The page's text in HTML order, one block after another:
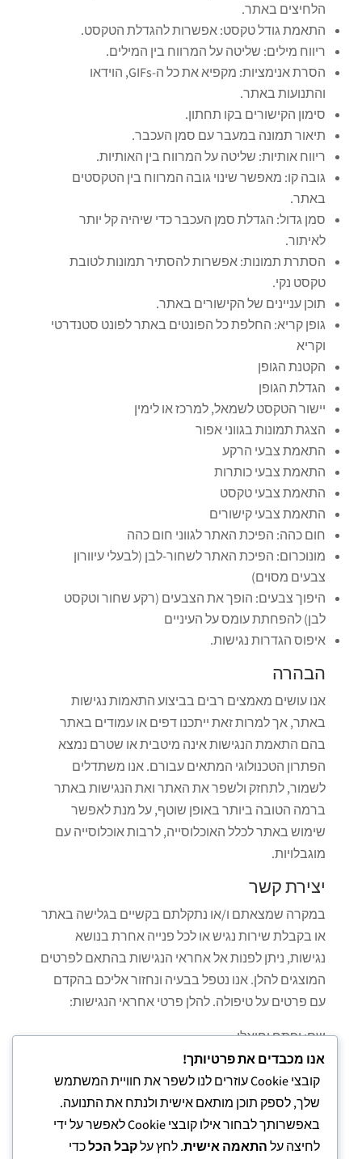
הלחיצים באתר.
התאמת גודל טקסט: אפשרות להגדלת הטקסט.
ריווח מילים: שליטה על המרווח בין המילים.
הסרת אנימציות: מקפיא את כל ה-GIFs, הוידאו
והתנועות באתר.
סימון הקישורים בקו תחתון.
תיאור תמונה במעבר עם סמן העכבר.
ריווח אותיות: שליטה על המרווח בין האותיות.
גובה קו: מאפשר שינוי גובה המרווח בין הטקסטים
באתר.
סמן גדול: הגדלת סמן העכבר כדי שיהיה קל יותר
לאיתור.
הסתרת תמונות: אפשרות להסתיר תמונות לטובת
טקסט נקי.
תוכן עניינים של הקישורים באתר.
גופן קריא: החלפת כל הפונטים באתר לפונט סטנדרטי
וקריא
הקטנת הגופן
הגדלת הגופן
יישור הטקסט לשמאל, למרכז או לימין
הצגת תמונות בגווני אפור
התאמת צבעי הרקע
התאמת צבעי כותרות
התאמת צבעי טקסט
התאמת צבעי קישורים
חום כהה: הפיכת האתר לגווני חום כהה
מונוכרום: הפיכת האתר לשחור-לבן (לבעלי עיוורון
צבעים מסוים)
היפוך צבעים: הופך את הצבעים (רקע שחור וטקסט
לבן) להפחתת עומס על העיניים
איפוס הגדרות נגישות.
הבהרה
אנו עושים מאמצים רבים בביצוע התאמות נגישות
באתר, אך למרות זאת ייתכנו דפים או עמודים באתר
בהם התאמת הנגישות אינה מיטבית או שטרם נמצא
הפתרון הטכנולוגי המתאים עבורם. אנו משתדלים
לשמור, לתחזק ולשפר את האתר ואת הנגישות באתר
ברמה הטובה ביותר באופן שוטף, על מנת לאפשר
שימוש באתר לכלל האוכלוסייה, לרבות אוכלוסייה עם
מוגבלויות.
יצירת קשר
במקרה שמצאתם ו/או נתקלתם בקשיים בגלישה באתר
או בקבלת שירות נגיש או לכל פנייה אחרת בנושא
נגישות, ניתן לפנות אל אחראי הנגישות בהתאם לפרטים
המוצגים להלן. אנו נטפל בבעיה ונחזור אליכם בהקדם
עם פרטים על טיפולה. להלן פרטי אחראי הנגישות:
שם: יפתח יחיאלי
דוא"ל:yi00ye@gmail.com
טלפון:0542281008
אין קבלת קהל.
עדכון אחרון: פברואר 2026
אנו מכבדים את פרטיותך!
קובצי Cookie עוזרים לנו לשפר את חוויית המשתמש
שלך, לספק תוכן מותאם אישית ולנתח את התנועה.
באפשרותך לבחור אילו קובצי Cookie לאפשר על ידי
לחיצה עלהתאמה אישית. לחץ עלקבל הכלכדי